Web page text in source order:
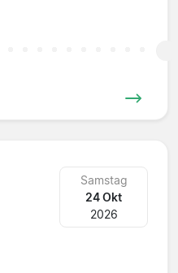
Samstag
24 Okt
2026